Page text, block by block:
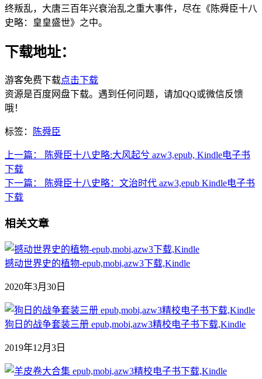
终叛乱，大唐三百年兴衰治乱之重大事件，尽在《陈舜臣十八
史略：皇皇盛世》之中。
下载地址：
游客免费下载点击下载
资源是百度网盘下载。遇到任何问题，请加QQ或微信反馈
哦！
标签： 陈舜臣
上一篇：
陈舜臣十八史略:大风起兮 azw3,epub, Kindle电子书
下载
下一篇：
陈舜臣十八史略：文治时代 azw3,epub Kindle电子书
下载
相关文章
撼动世界史的植物-epub,mobi,azw3下载,Kindle
2020年3月30日
狗日的战争套装三册 epub,mobi,azw3精校电子书下载,Kindle
2019年12月3日